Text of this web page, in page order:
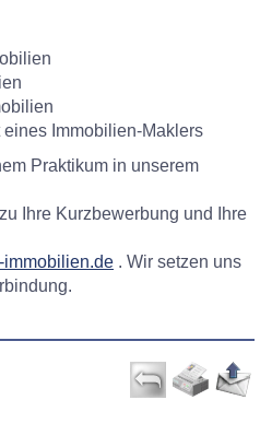
Immobilien-Maklers
Praktikum in unserem
Ihre Kurzbewerbung und Ihre
immobilien.de . Wir setzen uns